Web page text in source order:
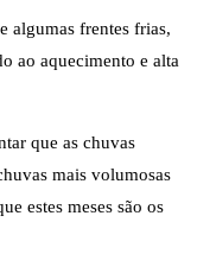
algumas frentes frias,
ao aquecimento e alta
que as chuvas
mais volumosas
estes meses são os